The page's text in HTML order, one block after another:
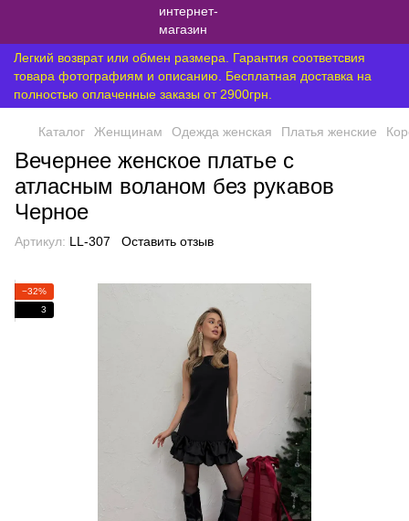
Легкий возврат или обмен размера. Гарантия соответсвия
товара фотографиям и описанию. Бесплатная доставка на
полностью оплаченные заказы от 2900грн.
Каталог Женщинам Одежда женская Платья женские
Вечернее женское платье с
атласным воланом без рукавов
Черное
Артикул: LL-307 Оставить отзыв
−32%
3